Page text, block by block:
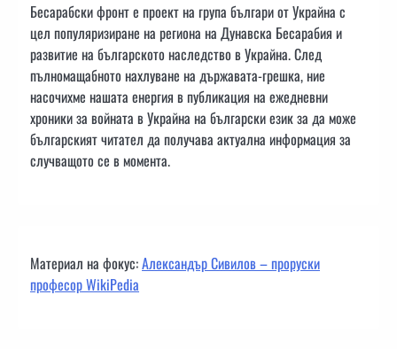
Бесарабски фронт е проект на група българи от Украйна с
цел популяризиране на региона на Дунавска Бесарабия и
развитие на българското наследство в Украйна. След
пълномащабното нахлуване на държавата-грешка, ние
насочихме нашата енергия в публикация на ежедневни
хроники за войната в Украйна на български език за да може
българският читател да получава актуална информация за
случващото се в момента.
Материал на фокус:Александър Сивилов – проруски
професор WikiPedia